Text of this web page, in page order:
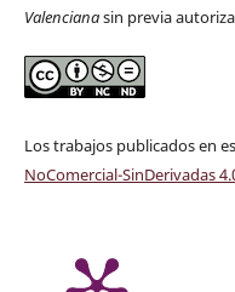
Valencianasin previa
Los trabajos publicados en
NoComercial-SinDerivadas